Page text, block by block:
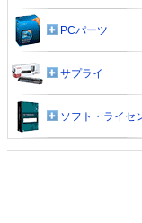
PCパーツ
サプライ
ソフト・ライセ